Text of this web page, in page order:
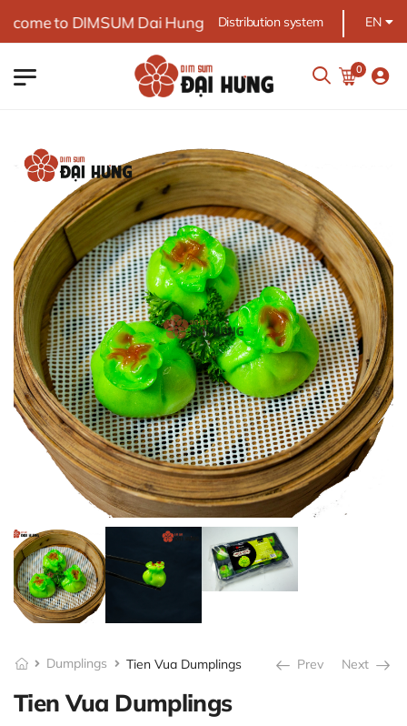
to DIMSUM Dai Hung Distribution system EN
0
Dumplings Tien Vua Dumplings Prev Next
Tien Vua Dumplings